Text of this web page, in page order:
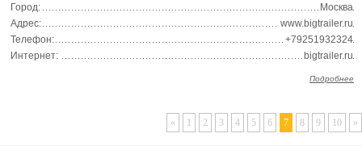
Город:
Москва
Адрес:
www.bigtrailer.ru
Телефон:
+79251932324
Интернет:
bigtrailer.ru
Подробнее
« 1 2 3 4 5 6 7 8 9 10 »